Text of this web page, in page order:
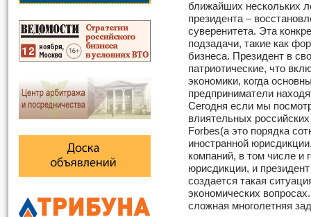
ближайших нескольких
президента –
суверенитета. Эта
подзадачи, такие как
бизнеса. Президент в
патриотические, что
экономики, когда
предприниматели
Сегодня если мы
влиятельных
Forbes(а это порядка
иностранной
компаний, в том числе и
юрисдикции, и
создается такая
экономических
сложная многолетняя